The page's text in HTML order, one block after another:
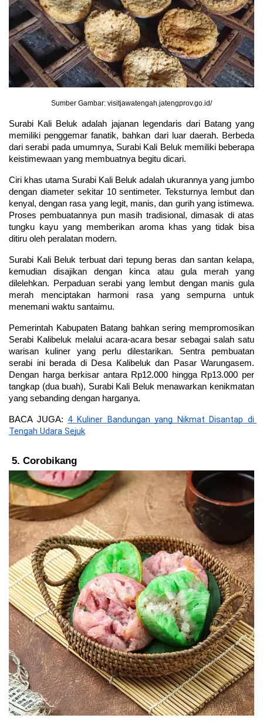
Sumber Gambar: visitjawatengah.jatengprov.go.id/
Surabi Kali Beluk adalah jajanan legendaris dari Batang yang
memiliki penggemar fanatik, bahkan dari luar daerah. Berbeda
dari serabi pada umumnya, Surabi Kali Beluk memiliki beberapa
keistimewaan yang membuatnya begitu dicari.
Ciri khas utama Surabi Kali Beluk adalah ukurannya yang jumbo
dengan diameter sekitar 10 sentimeter. Teksturnya lembut dan
kenyal, dengan rasa yang legit, manis, dan gurih yang istimewa.
Proses pembuatannya pun masih tradisional, dimasak di atas
tungku kayu yang memberikan aroma khas yang tidak bisa
ditiru oleh peralatan modern.
Surabi Kali Beluk terbuat dari tepung beras dan santan kelapa,
kemudian disajikan dengan kinca atau gula merah yang
dilelehkan. Perpaduan serabi yang lembut dengan manis gula
merah menciptakan harmoni rasa yang sempurna untuk
menemani waktu santaimu.
Pemerintah Kabupaten Batang bahkan sering mempromosikan
Serabi Kalibeluk melalui acara-acara besar sebagai salah satu
warisan kuliner yang perlu dilestarikan. Sentra pembuatan
serabi ini berada di Desa Kalibeluk dan Pasar Warungasem.
Dengan harga berkisar antara Rp12.000 hingga Rp13.000 per
tangkap (dua buah), Surabi Kali Beluk menawarkan kenikmatan
yang sebanding dengan harganya.
BACA JUGA: 4 Kuliner Bandungan yang Nikmat Disantap di
Tengah Udara Sejuk
Corobikang